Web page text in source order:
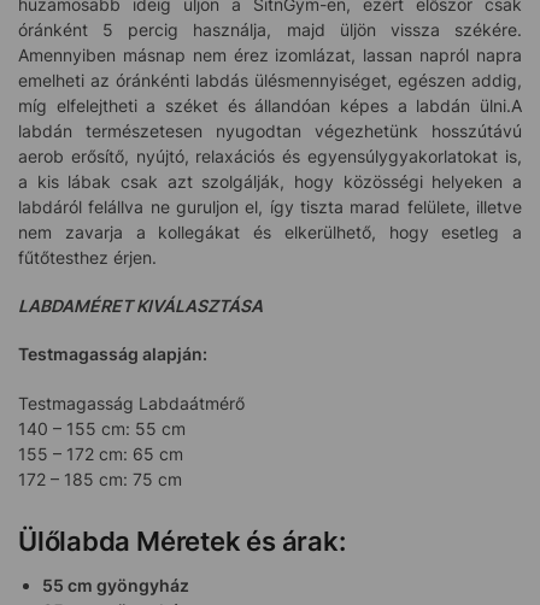
óránként 5 percig használja, majd üljön vissza székére.
Amennyiben másnap nem érez izomlázat, lassan napról napra
emelheti az óránkénti labdás ülésmennyiséget, egészen addig,
míg elfelejtheti a széket és állandóan képes a labdán ülni.A
labdán természetesen nyugodtan végezhetünk hosszútávú
aerob erősítő, nyújtó, relaxációs és egyensúlygyakorlatokat is,
a kis lábak csak azt szolgálják, hogy közösségi helyeken a
labdáról felállva ne guruljon el, így tiszta marad felülete, illetve
nem zavarja a kollegákat és elkerülhető, hogy esetleg a
fűtőtesthez érjen.
LABDAMÉRET KIVÁLASZTÁSA
Testmagasság alapján:
Testmagasság Labdaátmérő
140 – 155 cm: 55 cm
155 – 172 cm: 65 cm
172 – 185 cm: 75 cm
Ülőlabda Méretek és árak:
55 cm gyöngyház